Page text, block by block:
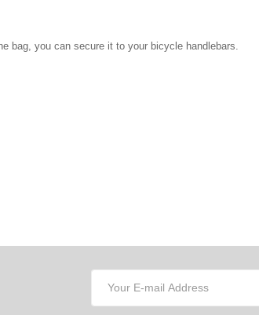
bag, you can secure it to your bicycle handlebars.